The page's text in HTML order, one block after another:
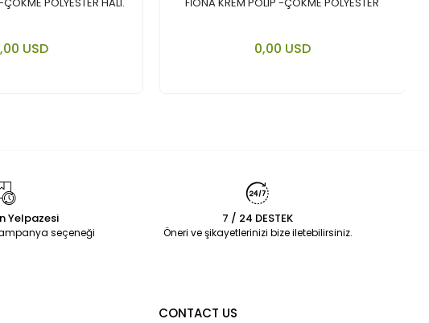
USD 0,00 USD
Yelpazesi
seçeneği
7 / 24 DESTEK
Öneri ve şikayetlerinizi bize iletebilirsiniz.
CONTACT US